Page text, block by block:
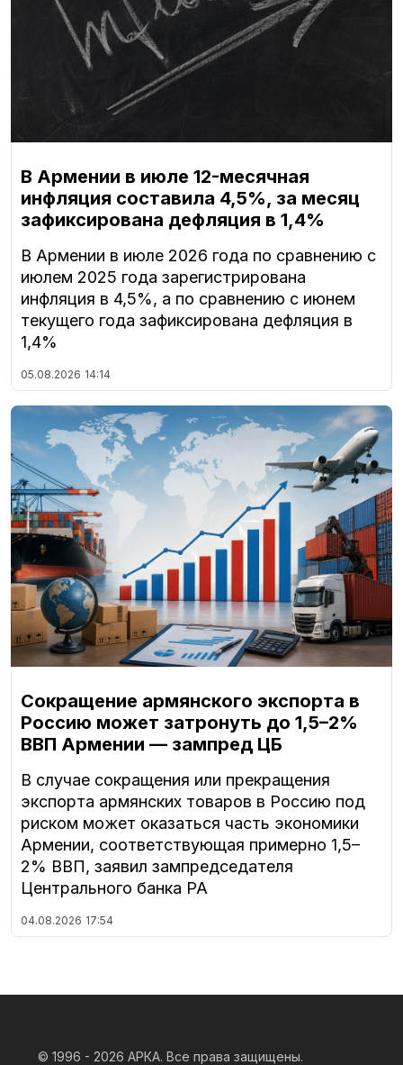
В Армении в июле 12-месячная
инфляция составила 4,5%, за месяц
зафиксирована дефляция в 1,4%
В Армении в июле 2026 года по сравнению с
июлем 2025 года зарегистрирована
инфляция в 4,5%, а по сравнению с июнем
текущего года зафиксирована дефляция в
1,4%
05.08.2026 14:14
Сокращение армянского экспорта в
Россию может затронуть до 1,5–2%
ВВП Армении — зампред ЦБ
В случае сокращения или прекращения
экспорта армянских товаров в Россию под
риском может оказаться часть экономики
Армении, соответствующая примерно 1,5–
2% ВВП, заявил зампредседателя
Центрального банка РА
04.08.2026 17:54
© 1996 - 2026 АРКА. Все права защищены.